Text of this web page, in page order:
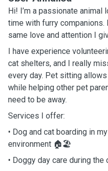
Hi! I’m a passionate
time with furry
same love and attention I
I have experience
cat shelters, and I really
every day. Pet sitting
while helping other pet
need to be away.
Services I offer:
• Dog and cat boarding in
environment 🏠🏖️
• Doggy day care during